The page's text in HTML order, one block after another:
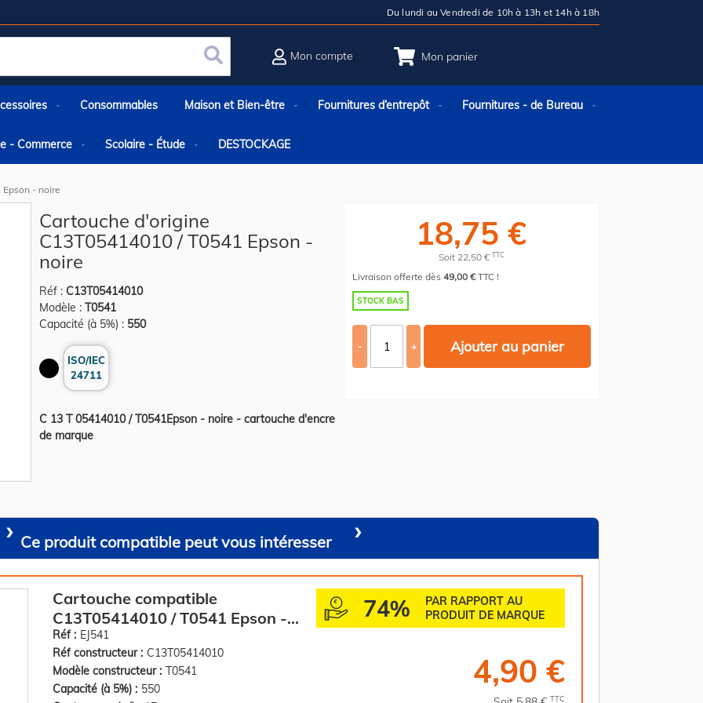
Du lundi au Vendredi de 10h à 13h et 14h à 18h
Mon panier
Rechercher
Mon compte
Consommables Maison et Bien-être Fournitures d’entrepôt Fournitures - de Bureau
- Commerce Scolaire - Étude DESTOCKAGE
- noire
Cartouche d'origine
C13T05414010 / T0541 Epson -
noire
Réf : C13T05414010
Modèle : T0541
Capacité (à 5%) : 550
ISO/IEC
24711
C 13 T 05414010 / T0541Epson - noire - cartouche d'encre
de marque
18,75 €
Soit 22,50 € TTC
Livraison offerte dès49,00 €TTC !
STOCK BAS
- + Ajouter au panier
Ce produit compatible peut vous intéresser
Cartouche compatible
C13T05414010 / T0541 Epson -
noire
Réf : EJ541
Réf constructeur : C13T05414010
Modèle constructeur : T0541
Capacité (à 5%) : 550
74%
PAR RAPPORT AU
PRODUIT DE MARQUE
4,90 €
TTC